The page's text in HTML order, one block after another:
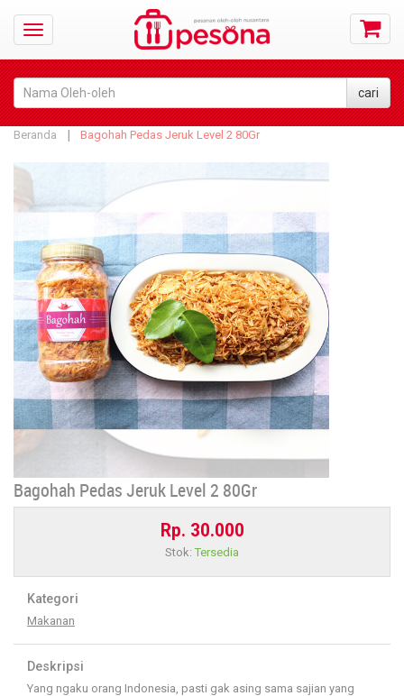
Beranda Bagohah Pedas Jeruk Level 2 80Gr
Bagohah Pedas Jeruk Level 2 80Gr
Rp. 30.000
Stok: Tersedia
Kategori
Makanan
Deskripsi
Yang ngaku orang Indonesia, pasti gak asing sama sajian yang